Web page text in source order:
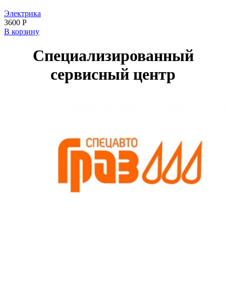
Электрика
3600 Р
В корзину
Специализированный
сервисный центр